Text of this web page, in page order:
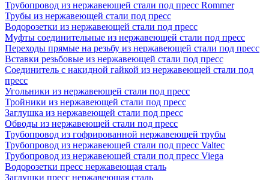
Трубопровод из нержавеющей стали под пресс Rommer
Трубы из нержавеющей стали под пресс
Водорозетки из нержавеющей стали под пресс
Муфты соединительные из нержавеющей стали под пресс
Переходы прямые на резьбу из нержавеющей стали под пресс
Вставки резьбовые из нержавеющей стали под пресс
Соединитель с накидной гайкой из нержавеющей стали под
пресс
Угольники из нержавеющей стали под пресс
Тройники из нержавеющей стали под пресс
Заглушка из нержавеющей стали под пресс
Обводы из нержавеющей стали под пресс
Трубопровод из гофрированной нержавеющей трубы
Трубопровод из нержавеющей стали под пресс Valtec
Трубопровод из нержавеющей стали под пресс Viega
Водорозетки пресс нержавеющая сталь
Заглушки пресс нержавеющая сталь